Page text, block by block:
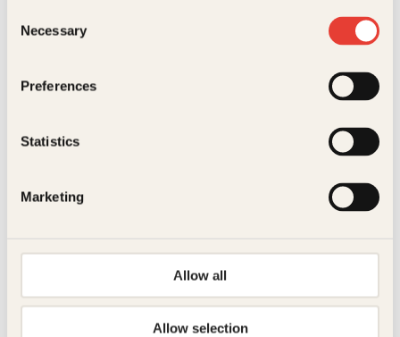
Selection
Necessary
Preferences
Statistics
Marketing
Allow all
Allow selection
Gunhild A. Stordalen